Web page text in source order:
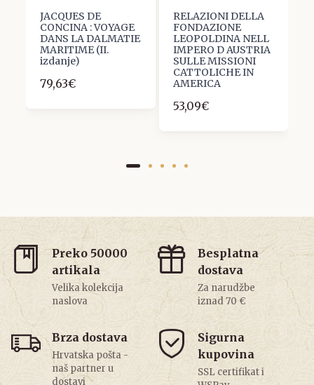
JACQUES DE
CONCINA : VOYAGE
DANS LA DALMATIE
MARITIME (II.
izdanje)
79,63€
RELAZIONI DELLA
FONDAZIONE
LEOPOLDINA NELL
IMPERO D AUSTRIA
SULLE MISSIONI
CATTOLICHE IN
AMERICA
53,09€
Preko 50000
artikala
Velika kolekcija
naslova
Besplatna
dostava
Za narudžbe
iznad 70 €
Brza dostava
Hrvatska pošta -
naš partner u
dostavi
Sigurna
kupovina
SSL certifikat i